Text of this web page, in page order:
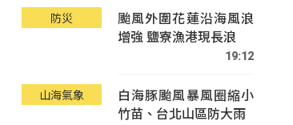
防災
颱風外圍花蓮沿海風浪
增強 鹽寮漁港現長浪
19:12
山海氣象
白海豚颱風暴風圈縮小
竹苗、台北山區防大雨